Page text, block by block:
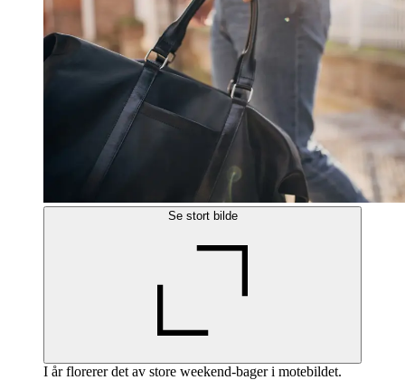
Se stort bilde
I år florerer det av store weekend-bager i motebildet.